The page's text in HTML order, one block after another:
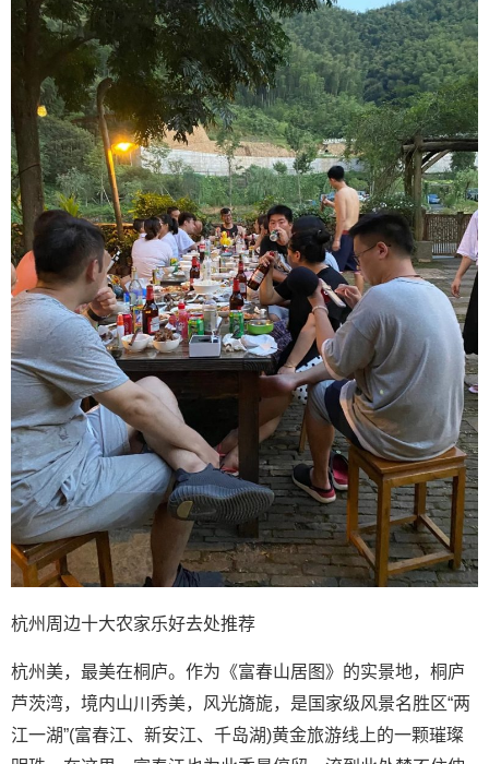
杭州周边十大农家乐好去处推荐
杭州美，最美在桐庐。作为《富春山居图》的实景地，桐庐
芦茨湾，境内山川秀美，风光旖旎，是国家级风景名胜区“两
江一湖”(富春江、新安江、千岛湖)黄金旅游线上的一颗璀璨